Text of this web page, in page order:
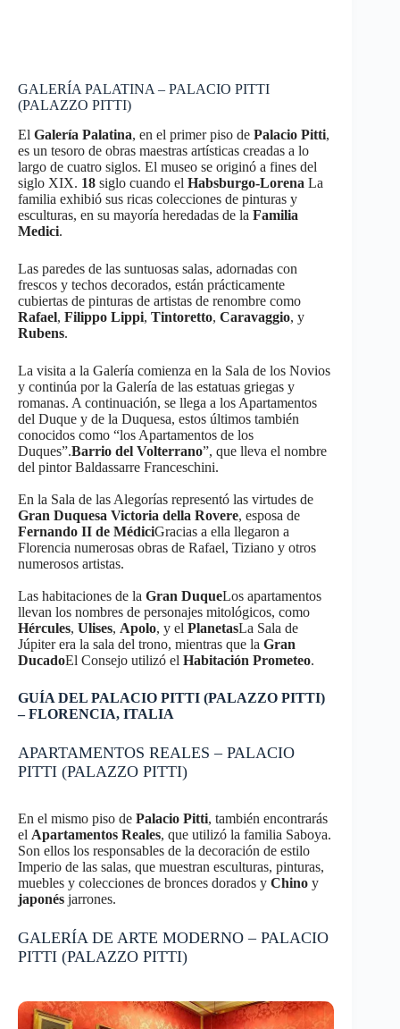
GALERÍA PALATINA – PALACIO PITTI
(PALAZZO PITTI)
El Galería Palatina, en el primer piso de Palacio Pitti,
es un tesoro de obras maestras artísticas creadas a lo
largo de cuatro siglos. El museo se originó a fines del
siglo XIX. 18 siglo cuando el Habsburgo-Lorena La
familia exhibió sus ricas colecciones de pinturas y
esculturas, en su mayoría heredadas de la Familia
Medici.
Las paredes de las suntuosas salas, adornadas con
frescos y techos decorados, están prácticamente
cubiertas de pinturas de artistas de renombre como
Rafael, Filippo Lippi, Tintoretto, Caravaggio, y
Rubens.
La visita a la Galería comienza en la Sala de los Novios
y continúa por la Galería de las estatuas griegas y
romanas. A continuación, se llega a los Apartamentos
del Duque y de la Duquesa, estos últimos también
conocidos como “los Apartamentos de los
Duques”.Barrio del Volterrano”, que lleva el nombre
del pintor Baldassarre Franceschini.
En la Sala de las Alegorías representó las virtudes de
Gran Duquesa Victoria della Rovere, esposa de
Fernando II de MédiciGracias a ella llegaron a
Florencia numerosas obras de Rafael, Tiziano y otros
numerosos artistas.
Las habitaciones de la Gran DuqueLos apartamentos
llevan los nombres de personajes mitológicos, como
Hércules, Ulises, Apolo, y el PlanetasLa Sala de
Júpiter era la sala del trono, mientras que la Gran
DucadoEl Consejo utilizó el Habitación Prometeo.
GUÍA DEL PALACIO PITTI (PALAZZO PITTI)
– FLORENCIA, ITALIA
APARTAMENTOS REALES – PALACIO
PITTI (PALAZZO PITTI)
En el mismo piso de Palacio Pitti, también encontrarás
el Apartamentos Reales, que utilizó la familia Saboya.
Son ellos los responsables de la decoración de estilo
Imperio de las salas, que muestran esculturas, pinturas,
muebles y colecciones de bronces dorados y Chino y
japonés jarrones.
GALERÍA DE ARTE MODERNO – PALACIO
PITTI (PALAZZO PITTI)